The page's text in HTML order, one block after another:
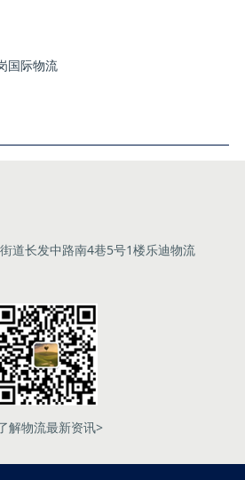
国际物流
道长发中路南4巷5号1楼乐迪物流
解物流最新资讯>